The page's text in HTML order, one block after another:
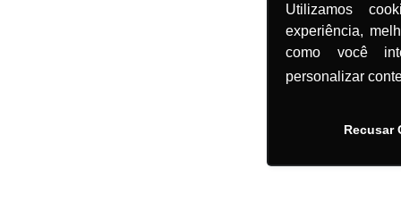
Utilizamos
experiência,
como você
personalizar
Recusar